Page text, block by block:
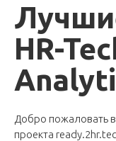
HR-
Добро пожаловать в
проекта